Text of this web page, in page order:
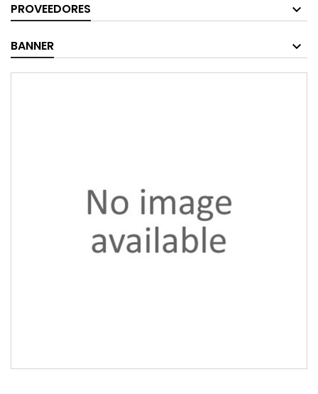
PROVEEDORES
BANNER